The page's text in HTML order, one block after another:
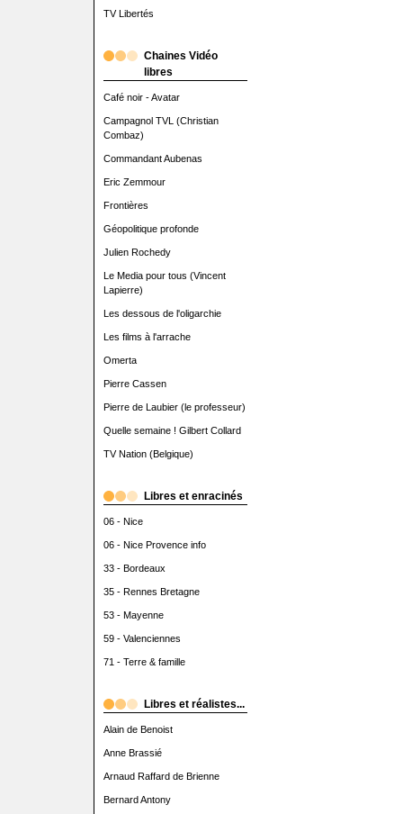
TV Libertés
Chaines Vidéo
libres
Café noir - Avatar
Campagnol TVL (Christian
Combaz)
Commandant Aubenas
Eric Zemmour
Frontières
Géopolitique profonde
Julien Rochedy
Le Media pour tous (Vincent
Lapierre)
Les dessous de l'oligarchie
Les films à l'arrache
Omerta
Pierre Cassen
Pierre de Laubier (le professeur)
Quelle semaine ! Gilbert Collard
TV Nation (Belgique)
Libres et enracinés
06 - Nice
06 - Nice Provence info
33 - Bordeaux
35 - Rennes Bretagne
53 - Mayenne
59 - Valenciennes
71 - Terre & famille
Libres et réalistes...
Alain de Benoist
Anne Brassié
Arnaud Raffard de Brienne
Bernard Antony